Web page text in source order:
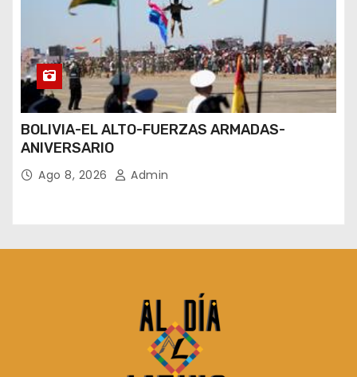
BOLIVIA-EL ALTO-FUERZAS ARMADAS-
ANIVERSARIO
Ago 8, 2026 Admin